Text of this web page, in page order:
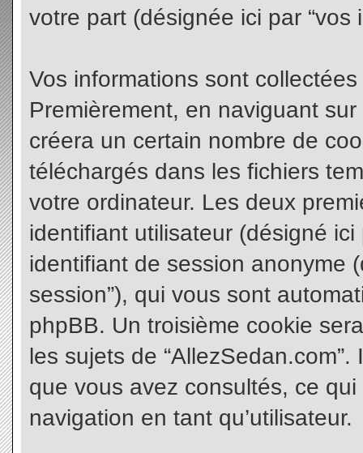
votre part (désignée ici par “vos
Vos informations sont
Premièrement, en naviguant
créera un certain nombre de
téléchargés dans les fichiers
votre ordinateur. Les deux
identifiant utilisateur (désigné ici
identifiant de session anonyme
session”), qui vous sont
phpBB. Un troisième cookie
les sujets de
que vous avez consultés, ce
navigation en tant qu’utilisateur.